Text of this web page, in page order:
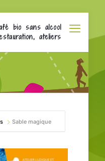
bio sans alcool
ateliers
Sable magique